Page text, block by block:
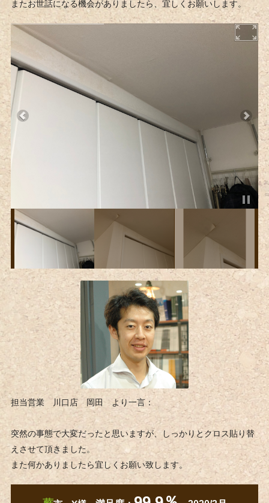
またお世話になる機会がありましたら、宜しくお願いします。
担当営業 川口店 岡田 より一言：
突然の事態で大変だったと思いますが、しっかりとクロス貼り替
えさせて頂きました。
また何かありましたら宜しくお願い致します。